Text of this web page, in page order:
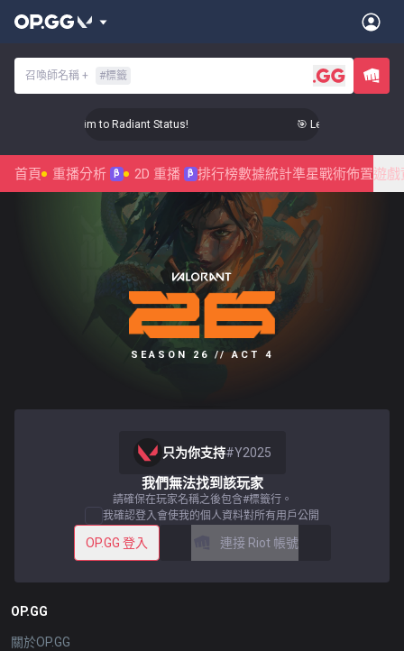
召喚師名稱 + #標籤
Up Your Aim to Radiant Status! 🎯 Level Up Your Aim
首頁 重播分析 β 2D 重播 β 排行榜數據統計準星戰術佈置遊戲
SEASON 26 // ACT 4
只为你支持#Y2025
我們無法找到該玩家
請確保在玩家名稱之後包含#標籤行。
我確認登入會使我的個人資料對所有用戶公開
OP.GG 登入 連接 Riot 帳號
OP.GG
關於OP.GG